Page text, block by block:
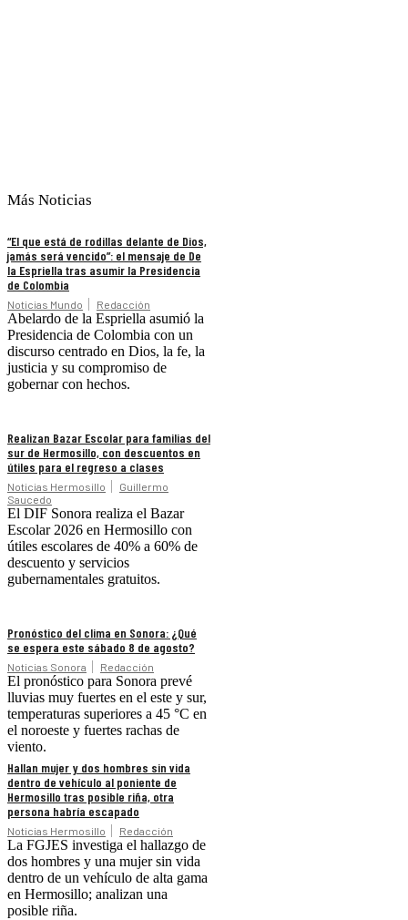
Más Noticias
“El que está de rodillas delante de Dios,
jamás será vencido”: el mensaje de De
la Espriella tras asumir la Presidencia
de Colombia
Noticias Mundo Redacción
Abelardo de la Espriella asumió la
Presidencia de Colombia con un
discurso centrado en Dios, la fe, la
justicia y su compromiso de
gobernar con hechos.
Realizan Bazar Escolar para familias del
sur de Hermosillo, con descuentos en
útiles para el regreso a clases
Noticias Hermosillo
Guillermo
Saucedo
El DIF Sonora realiza el Bazar
Escolar 2026 en Hermosillo con
útiles escolares de 40% a 60% de
descuento y servicios
gubernamentales gratuitos.
Pronóstico del clima en Sonora: ¿Qué
se espera este sábado 8 de agosto?
Noticias Sonora Redacción
El pronóstico para Sonora prevé
lluvias muy fuertes en el este y sur,
temperaturas superiores a 45 °C en
el noroeste y fuertes rachas de
viento.
Hallan mujer y dos hombres sin vida
dentro de vehículo al poniente de
Hermosillo tras posible riña, otra
persona habría escapado
Noticias Hermosillo Redacción
La FGJES investiga el hallazgo de
dos hombres y una mujer sin vida
dentro de un vehículo de alta gama
en Hermosillo; analizan una
posible riña.